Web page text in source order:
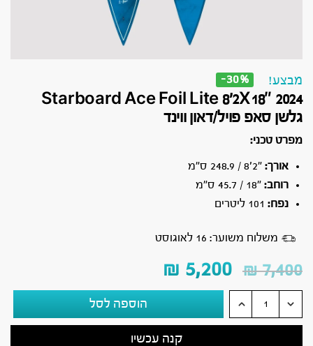
מבצע! -30%
Starboard Ace Foil Lite 8’2X18″ 2024
גלשן סאפ פויל/דאון ווינד
מפרט טכני:
אורך: ״2׳8 / 248.9 ס״מ
רוחב: ״18 / 45.7 ס״מ
נפח: 101 ליטרים
משלוח משוער: 16 לאוגוסט
₪7,400
₪ 5,200
הוספה לסל
קנה עכשיו